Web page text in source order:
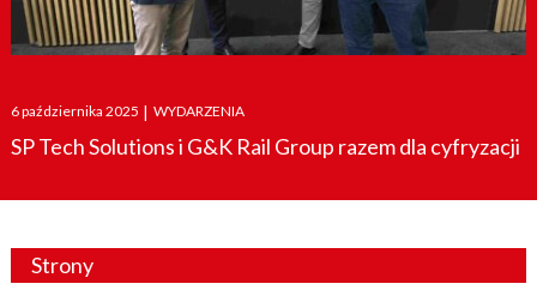
Posted
on
6 października 2025 | WYDARZENIA
SP Tech Solutions i G&K Rail Group razem dla cyfryzacji
Strony